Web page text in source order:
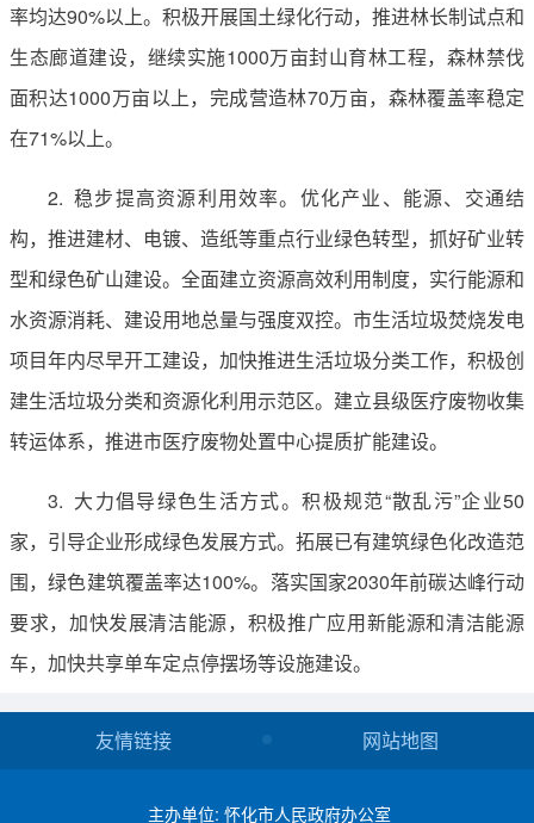
率均达90%以上。积极开展国土绿化行动，推进林长制试点和
生态廊道建设，继续实施1000万亩封山育林工程，森林禁伐
面积达1000万亩以上，完成营造林70万亩，森林覆盖率稳定
在71%以上。
2. 稳步提高资源利用效率。优化产业、能源、交通结
构，推进建材、电镀、造纸等重点行业绿色转型，抓好矿业转
型和绿色矿山建设。全面建立资源高效利用制度，实行能源和
水资源消耗、建设用地总量与强度双控。市生活垃圾焚烧发电
项目年内尽早开工建设，加快推进生活垃圾分类工作，积极创
建生活垃圾分类和资源化利用示范区。建立县级医疗废物收集
转运体系，推进市医疗废物处置中心提质扩能建设。
3. 大力倡导绿色生活方式。积极规范“散乱污”企业50
家，引导企业形成绿色发展方式。拓展已有建筑绿色化改造范
围，绿色建筑覆盖率达100%。落实国家2030年前碳达峰行动
要求，加快发展清洁能源，积极推广应用新能源和清洁能源
车，加快共享单车定点停摆场等设施建设。
友情链接 网站地图
主办单位: 怀化市人民政府办公室